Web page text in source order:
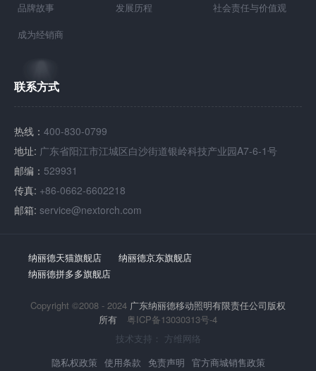
品牌故事 发展历程 社会责任与价值观
成为经销商
联系方式
热线： 400-830-0799
地址: 广东省阳江市江城区白沙街道银岭科技产业园A7-6-1号
邮编： 529931
传真: +86-0662-6602218
邮箱: service@nextorch.com
纳丽德天猫旗舰店
纳丽德京东旗舰店
纳丽德拼多多旗舰店
Copyright ©2008 - 2024 广东纳丽德移动照明有限责任公司版权
所有
粤ICP备13030313号-4
技术支持： 方维网络
隐私权政策 使用条款 免责声明 官方商城销售政策